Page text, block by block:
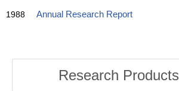
1988 Annual Research Report
Research Products